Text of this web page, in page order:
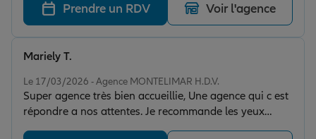
Prendre un RDV Voir l'agence
Le 17/03/2026 - Agence MONTELIMAR H.D.V.
Super agence très bien accueillie, Une agence qui c est
répondre a nos attentes. Je recommande les yeux
fermés. Merci beaucoup pour votre travail
Mariely T.